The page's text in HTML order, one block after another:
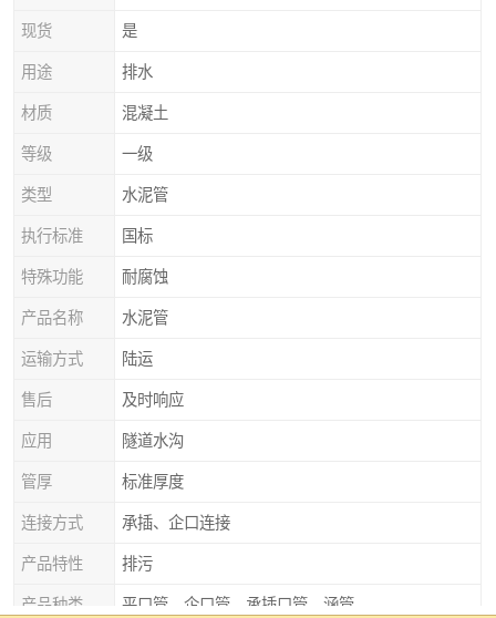
现货 是
用途 排水
材质 混凝土
等级 一级
类型 水泥管
执行标准 国标
特殊功能 耐腐蚀
产品名称 水泥管
运输方式 陆运
售后 及时响应
应用 隧道水沟
管厚 标准厚度
连接方式 承插、企口连接
产品特性 排污
产品种类 平口管、企口管、承插口管、涵管